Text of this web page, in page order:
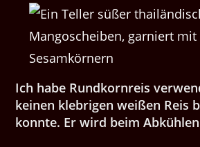
Ich habe Rundkornreis
keinen klebrigen weißen Reis
konnte. Er wird beim